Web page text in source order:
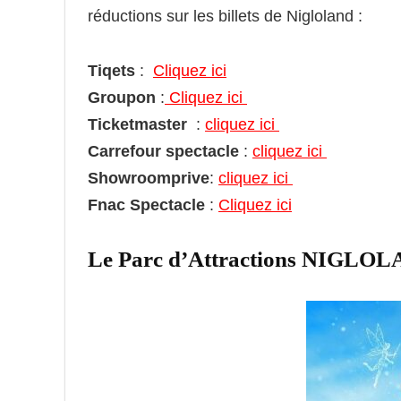
réductions sur les billets de Nigloland :
Tiqets : Cliquez ici
Groupon : Cliquez ici
Ticketmaster : cliquez ici
Carrefour spectacle : cliquez ici
Showroomprive: cliquez ici
Fnac Spectacle : Cliquez ici
Le Parc d’Attractions